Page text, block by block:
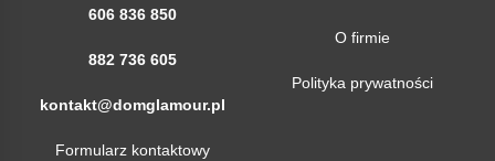
606 836 850
882 736 605
kontakt@domglamour.pl
Formularz kontaktowy
O firmie
Polityka prywatności